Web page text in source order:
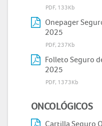
PDF, 133Kb
Onepager
2025
PDF, 237Kb
Folleto Seguro
2025
PDF, 1373Kb
ONCOLÓGICOS
Cartilla Seguro